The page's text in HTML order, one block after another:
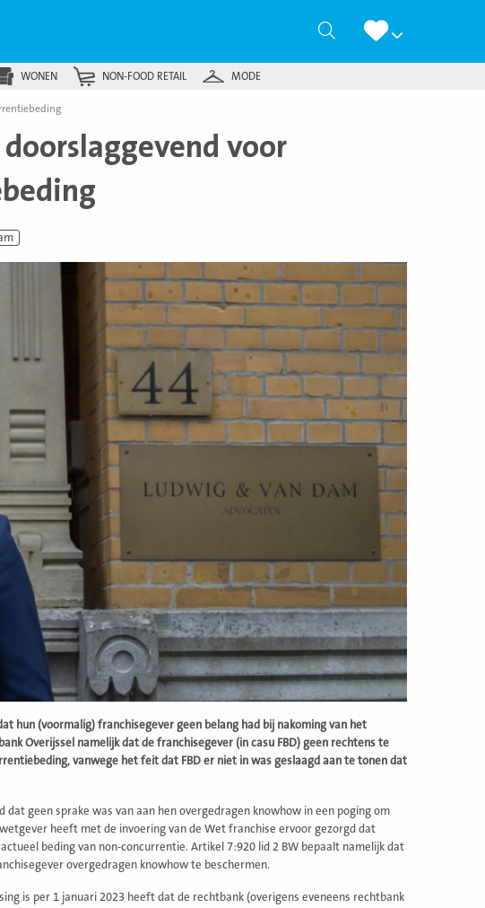
Zoeken
WONEN NON-FOOD RETAIL MODE
voor
hun (voormalig) franchisegever geen belang had bij nakoming van het
Overijssel namelijk dat de franchisegever (in casu FBD) geen rechtens te
vanwege het feit dat FBD er niet in was geslaagd aan te tonen dat
geen sprake was van aan hen overgedragen knowhow in een poging om
heeft met de invoering van de Wet franchise ervoor gezorgd dat
beding van non-concurrentie. Artikel 7:920 lid 2 BW bepaalt namelijk dat
overgedragen knowhow te beschermen.
is per 1 januari 2023 heeft dat de rechtbank (overigens eveneens rechtbank